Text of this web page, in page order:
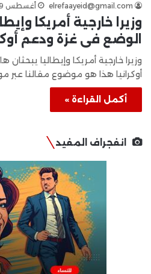
elrefaayeid@gmail.com أغسطس 29, 2024
وزيرا خارجية أمريكا
الوضع فى غزة ودعم
وزيرا خارجية أمريكا وإيطاليا
أوكرانيا هذا هو موضوع مقالنا عبر
أكمل القراءة »
انفجراف المفيد